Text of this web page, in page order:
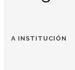
A INSTITUCIÓN